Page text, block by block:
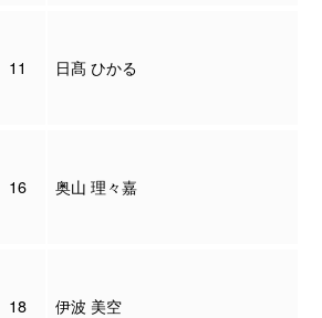
11 日髙 ひかる
16 奥山 理々嘉
18 伊波 美空